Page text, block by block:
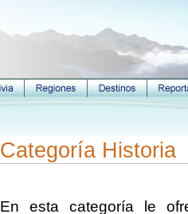
Categoría Historia
En esta categoría le